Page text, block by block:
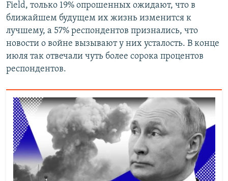
Field, только 19% опрошенных ожидают, что в
ближайшем будущем их жизнь изменится к
лучшему, а 57% респондентов признались, что
новости о войне вызывают у них усталость. В конце
июля так отвечали чуть более сорока процентов
респондентов.